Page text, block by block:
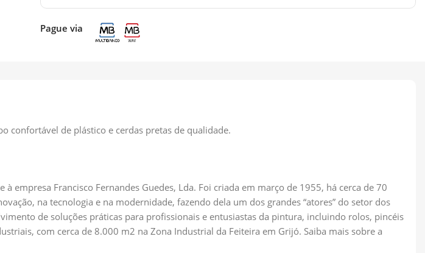
Pague via
confortável de plástico e cerdas pretas de qualidade.
empresa Francisco Fernandes Guedes, Lda. Foi criada em março de 1955, há cerca de 70
na tecnologia e na modernidade, fazendo dela um dos grandes “atores” do setor dos
de soluções práticas para profissionais e entusiastas da pintura, incluindo rolos, pincéis
com cerca de 8.000 m2 na Zona Industrial da Feiteira em Grijó. Saiba mais sobre a